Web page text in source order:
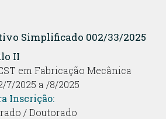
Simplificado 002/33/2025
II
em Fabricação Mecânica
7/2025 a /8/2025
Inscrição:
/ Doutorado